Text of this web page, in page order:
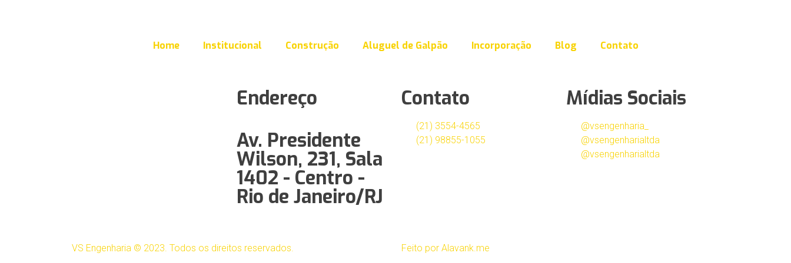
Home Institucional Construção Aluguel de Galpão Incorporação Blog Contato
Endereço
Av. Presidente
Wilson, 231, Sala
1402 - Centro -
Rio de Janeiro/RJ
Contato
(21) 3554-4565
(21) 98855-1055
Mídias Sociais
@vsengenharia_
@vsengenharialtda
@vsengenharialtda
VS Engenharia © 2023. Todos os direitos reservados. Feito por Alavank.me